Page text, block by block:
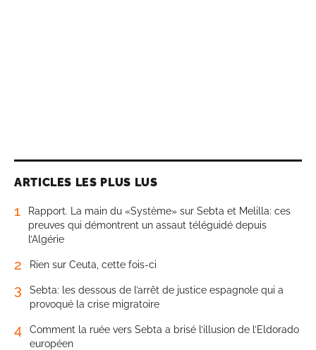
ARTICLES LES PLUS LUS
1
Rapport. La main du «Système» sur Sebta et Melilla: ces
preuves qui démontrent un assaut téléguidé depuis
l’Algérie
2 Rien sur Ceuta, cette fois-ci
3
Sebta: les dessous de l’arrêt de justice espagnole qui a
provoqué la crise migratoire
4
Comment la ruée vers Sebta a brisé l’illusion de l’Eldorado
européen